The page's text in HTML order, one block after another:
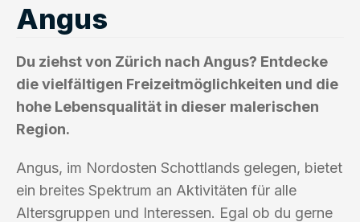
Angus
Du ziehst von Zürich nach Angus? Entdecke
die vielfältigen Freizeitmöglichkeiten und die
hohe Lebensqualität in dieser malerischen
Region.
Angus, im Nordosten Schottlands gelegen, bietet
ein breites Spektrum an Aktivitäten für alle
Altersgruppen und Interessen. Egal ob du gerne